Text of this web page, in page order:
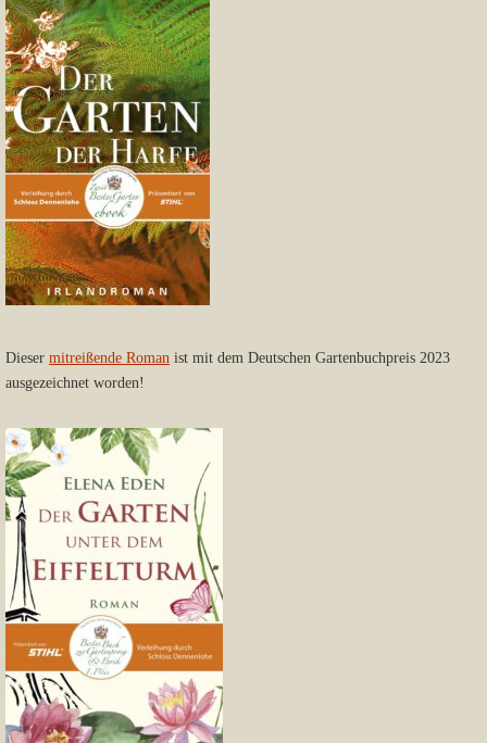
Dieser mitreißende Roman ist mit dem Deutschen Gartenbuchpreis 2023
ausgezeichnet worden!